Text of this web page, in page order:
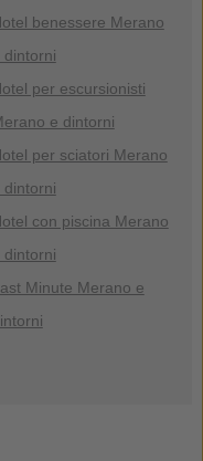
benessere Merano
dintorni
per escursionisti
e dintorni
per sciatori Merano
dintorni
con piscina Merano
dintorni
Minute Merano e